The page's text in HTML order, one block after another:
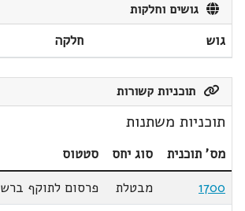
גושים וחלקות
גוש חלקה
תוכניות קשורות
תוכניות משתנות
מס' תוכנית סוג יחס
סטטוס
1700
מבטלת
פרסום לתוקף ברשומות